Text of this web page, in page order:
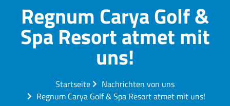
Regnum Carya Golf &
Spa Resort atmet mit
uns!
Startseite
Nachrichten von uns
Regnum Carya Golf & Spa Resort atmet mit uns!